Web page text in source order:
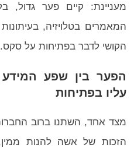
מעניינת: קיים פער
המאמרים בטלויזיה,
הקושי לדבר בפתיחות על סקס.
הפער בין שפע
עליו בפתיחות
מצד אחד, השתנו ברוב
הזכות של אשה להנות